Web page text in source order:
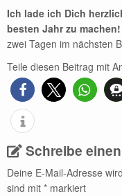
Ich lade ich Dich
besten Jahr zu machen!
zwei Tagen im nächsten
Teile diesen Beitrag mit
Schreibe
Deine E-Mail-Adresse
sind mit * markiert